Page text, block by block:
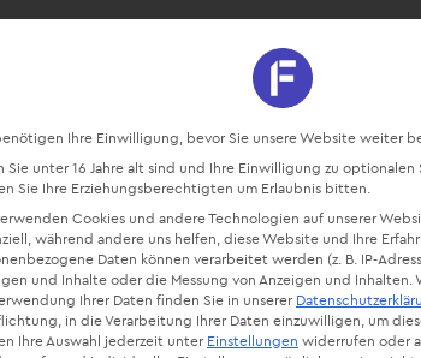
Ihre Einwilligung, bevor Sie unsere Website weiter
Sie unter 16 Jahre alt sind und Ihre Einwilligung zu
Sie Ihre Erziehungsberechtigten um Erlaubnis bitten.
Cookies und andere Technologien auf unserer
während andere uns helfen, diese Website und Ihre
Daten können verarbeitet werden (z. B. IP-
und Inhalte oder die Messung von Anzeigen und Inhalten.
Ihrer Daten finden Sie in unserer
in die Verarbeitung Ihrer Daten einzuwilligen, um
Ihre Auswahl jederzeit unter Einstellungen widerrufen oder